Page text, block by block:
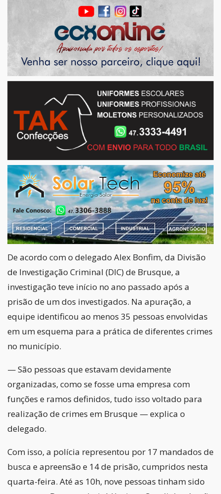
De acordo com o delegado Alex Bonfim, da Divisão
de Investigação Criminal (DIC) de Brusque, a
investigação teve início no ano passado após a
prisão de um dos investigados. Na apuração, a
equipe identificou ao menos 35 pessoas envolvidas
em um esquema para a prática de diferentes crimes
no município.
— São pessoas que estavam devidamente
organizadas, como se fosse uma empresa com
funções e ramos definidos, tudo isso voltado para
realização de crimes em Brusque — explica o
delegado.
Com isso, a polícia representou por 17 mandados de
busca e apreensão e 14 de prisão, cumpridos nesta
quarta-feira. Até as 10h, nove pessoas tinham sido